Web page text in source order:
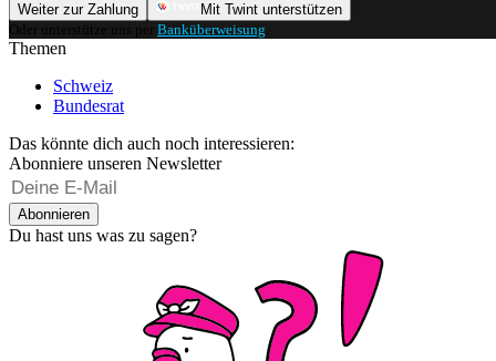
Weiter zur Zahlung
Mit Twint unterstützen
Oder unterstütze uns per Banküberweisung
Themen
Schweiz
Bundesrat
Das könnte dich auch noch interessieren:
Abonniere unseren Newsletter
Abonnieren
Du hast uns was zu sagen?